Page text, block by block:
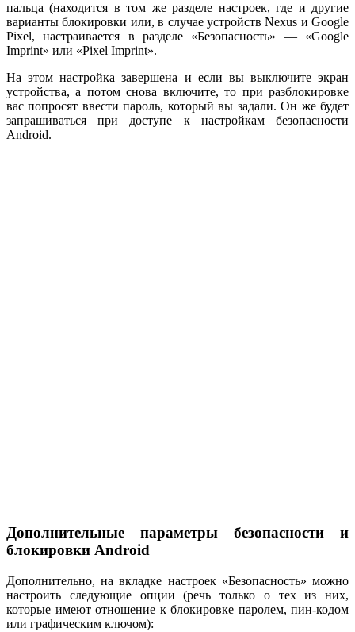
пальца (находится в том же разделе настроек, где и другие
варианты блокировки или, в случае устройств Nexus и Google
Pixel, настраивается в разделе «Безопасность» — «Google
Imprint» или «Pixel Imprint».
На этом настройка завершена и если вы выключите экран
устройства, а потом снова включите, то при разблокировке
вас попросят ввести пароль, который вы задали. Он же будет
запрашиваться при доступе к настройкам безопасности
Android.
Дополнительные параметры безопасности и
блокировки Android
Дополнительно, на вкладке настроек «Безопасность» можно
настроить следующие опции (речь только о тех из них,
которые имеют отношение к блокировке паролем, пин-кодом
или графическим ключом):